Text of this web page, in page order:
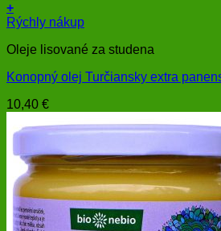
+
Rýchly nákup
Oleje lisované za studena
Konopný olej Turčiansky extra
10,40 €